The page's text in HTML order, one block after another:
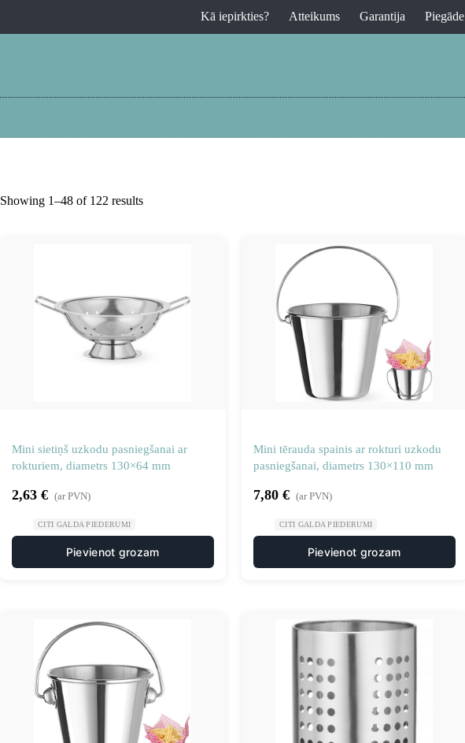
Kā iepirkties? Atteikums Garantija Piegāde
Showing 1–48 of 122 results
Mini sietiņš uzkodu pasniegšanai ar
rokturiem, diametrs 130×64 mm
2,63 € (ar PVN)
CITI GALDA PIEDERUMI
Pievienot grozam
Mini tērauda spainis ar rokturi uzkodu
pasniegšanai, diametrs 130×110 mm
7,80 € (ar PVN)
CITI GALDA PIEDERUMI
Pievienot grozam